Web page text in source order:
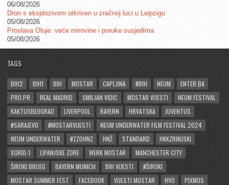
06/08/2026
Dron s eksplozivom otkriven u zračnoj luci u Leipzigu
05/08/2026
Proslava Oluje: veće mirovine i poruke susjedima
05/08/2026
TAGS
BIH2 BIH1 BIH MOSTAR CAPLJINA #BIH NEUM
ENTER.BA
PRO.PR
REAL MADRID SMILJAN VIDIC MOSTAR VIJESTI
NEUM FESTIVAL
KAKTUSBEOGRAD
LIVERPOOL BAYERN HRVATSKA
JUVENTUS
#SARAJEVO
#MOSTARVIJESTI
NEUM UNDERWATER FILM FESTIVAL 2024
NEUM UNDERWATER
#ZZOHNZ HNŽ STANDARD
HKKZRINJSKI
XGRID-1
LIPANJSKE ZORE WERK MOSTAR
MANCHESTER CITY
ŠIROKI BRIJEG
BAYERN MUNICH BIH VIJESTI
#ŠIROKI
MOSTAR SUMMER FEST
FACEBOOK VIJESTI MOSTAR HVO
PIXMOS